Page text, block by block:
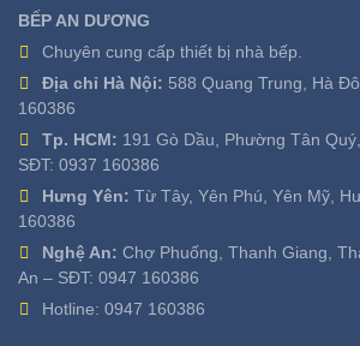
BẾP AN DƯƠNG
Chuyên cung cấp thiết bị nhà bếp.
Địa chỉ Hà Nội: 588 Quang Trung, Hà
160386
Tp. HCM: 191 Gò Dầu, Phường Tân
SĐT: 0937 160386
Hưng Yên: Từ Tây, Yên Phú, Yên Mỹ,
160386
Nghệ An: Chợ Phuống, Thanh Giang,
An – SĐT: 0947 160386
Hotline: 0947 160386